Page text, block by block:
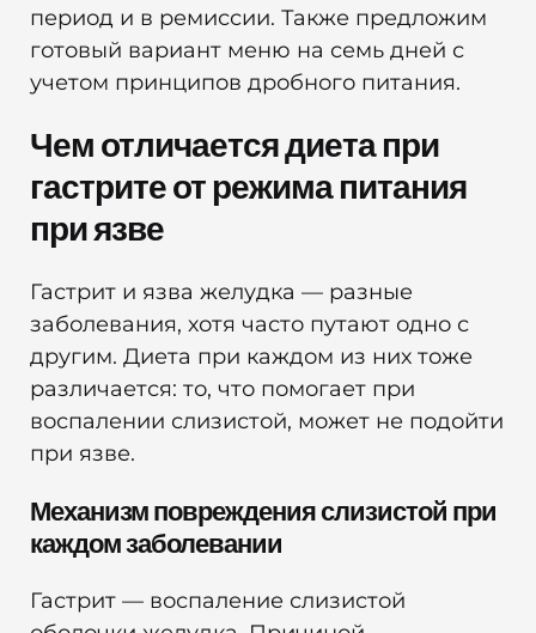
период и в ремиссии. Также предложим
готовый вариант меню на семь дней с
учетом принципов дробного питания.
Чем отличается диета при
гастрите от режима питания
при язве
Гастрит и язва желудка — разные
заболевания, хотя часто путают одно с
другим. Диета при каждом из них тоже
различается: то, что помогает при
воспалении слизистой, может не подойти
при язве.
Механизм повреждения слизистой при
каждом заболевании
Гастрит — воспаление слизистой